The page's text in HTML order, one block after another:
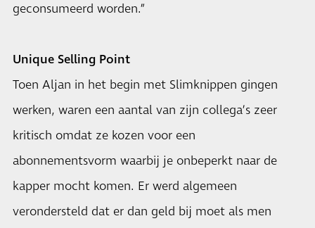
geconsumeerd worden.”
Unique Selling Point
Toen Aljan in het begin met Slimknippen gingen
werken, waren een aantal van zijn collega’s zeer
kritisch omdat ze kozen voor een
abonnementsvorm waarbij je onbeperkt naar de
kapper mocht komen. Er werd algemeen
verondersteld dat er dan geld bij moet als men